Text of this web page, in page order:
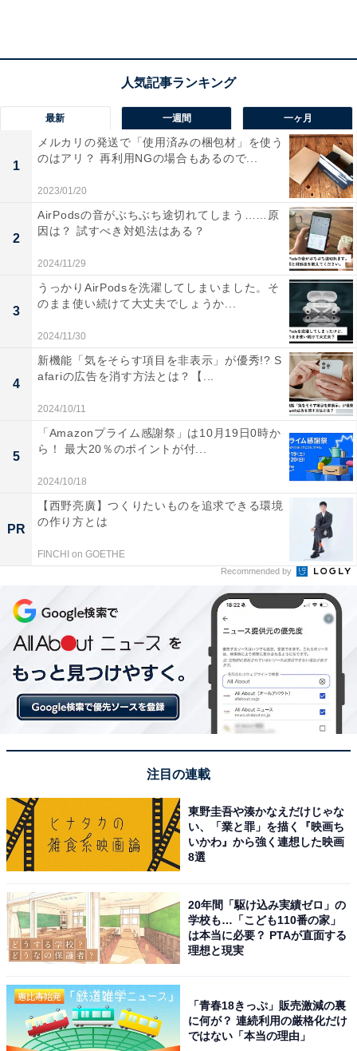
「有給休暇取得の奨励」「残業の削減」など、労
働時間削減が中心
「労働時間の削減」に焦点を当てる企業が多いよう
具体的な取り組みとして最も多かったのは、「有給休暇
取得の奨励」で91.4％。次いで「時間外労働（残業）の
削減」（83.1％）、「長時間労働の是正」（74.8％）が
続きました。
「時間単位の有休休暇の取得」や「フレックスタイム制
の導入」など、労働時間の削減を中心に「働き方改革」
らの新型コロナウイルスの感染拡大により、取り組む企
業が増えたと思われる「テレワークの実施」は66.1％で
した。
最新 一週間 一ヶ月
1
メルカリの発送で「使用済みの梱包材」を使う
のはアリ？ 再利用NGの場合もあるので...
2023/01/20
2
AirPodsの音がぶちぶち途切れてしまう……原
因は？ 試すべき対処法はある？
2024/11/29
3
うっかりAirPodsを洗濯してしまいました。そ
のまま使い続けて大丈夫でしょうか...
2024/11/30
4
新機能「気をそらす項目を非表示」が優秀!? S
afariの広告を消す方法とは？【...
2024/10/11
5
「Amazonプライム感謝祭」は10月19日0時か
ら！ 最大20％のポイントが付...
2024/10/18
PR
【西野亮廣】つくりたいものを追求できる環境
の作り方とは
FINCHI on GOETHE
Recommended by
注目の連載
東野圭吾や湊かなえだけじゃな
い、「業と罪」を描く『映画ち
いかわ』から強く連想した映画
8選
20年間「駆け込み実績ゼロ」の
学校も…「こども110番の家」
は本当に必要？ PTAが直面する
理想と現実
「青春18きっぷ」販売激減の裏
に何が？ 連続利用の厳格化だけ
ではない「本当の理由」